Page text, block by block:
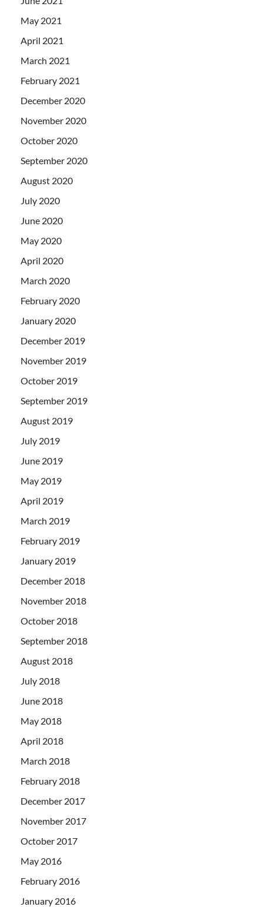
May 2021
April 2021
March 2021
February 2021
December 2020
November 2020
October 2020
September 2020
August 2020
July 2020
June 2020
May 2020
April 2020
March 2020
February 2020
January 2020
December 2019
November 2019
October 2019
September 2019
August 2019
July 2019
June 2019
May 2019
April 2019
March 2019
February 2019
January 2019
December 2018
November 2018
October 2018
September 2018
August 2018
July 2018
June 2018
May 2018
April 2018
March 2018
February 2018
December 2017
November 2017
October 2017
May 2016
February 2016
January 2016